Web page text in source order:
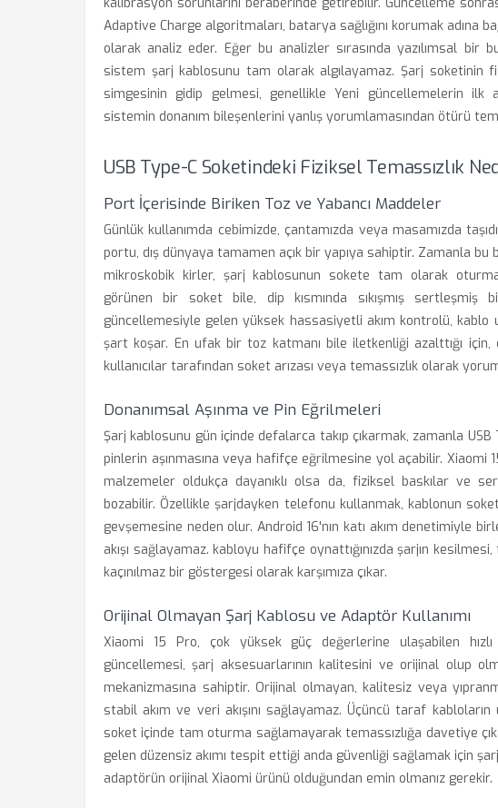
Adaptive Charge algoritmaları, batarya sağlığını korumak adına
olarak analiz eder. Eğer bu analizler sırasında yazılımsal bir
sistem şarj kablosunu tam olarak algılayamaz. Şarj soketinin
simgesinin gidip gelmesi, genellikle Yeni güncellemelerin ilk
sistemin donanım bileşenlerini yanlış yorumlamasından ötürü
USB Type-C Soketindeki Fiziksel Temassızlık
Port İçerisinde Biriken Toz ve Yabancı Maddeler
Günlük kullanımda cebimizde, çantamızda veya masamızda
portu, dış dünyaya tamamen açık bir yapıya sahiptir. Zamanla
mikroskobik kirler, şarj kablosunun sokete tam olarak
görünen bir soket bile, dip kısmında sıkışmış sertleşmiş
güncellemesiyle gelen yüksek hassasiyetli akım kontrolü,
şart koşar. En ufak bir toz katmanı bile iletkenliği azalttığı için,
kullanıcılar tarafından soket arızası veya temassızlık olarak
Donanımsal Aşınma ve Pin Eğrilmeleri
Şarj kablosunu gün içinde defalarca takıp çıkarmak, zamanla
pinlerin aşınmasına veya hafifçe eğrilmesine yol açabilir. Xiaomi
malzemeler oldukça dayanıklı olsa da, fiziksel baskılar ve sert
bozabilir. Özellikle şarjdayken telefonu kullanmak, kablonun
gevşemesine neden olur. Android 16'nın katı akım denetimiyle
akışı sağlayamaz. kabloyu hafifçe oynattığınızda şarjın
kaçınılmaz bir göstergesi olarak karşımıza çıkar.
Orijinal Olmayan Şarj Kablosu ve Adaptör Kullanımı
Xiaomi 15 Pro, çok yüksek güç değerlerine ulaşabilen
güncellemesi, şarj aksesuarlarının kalitesini ve orijinal olup
mekanizmasına sahiptir. Orijinal olmayan, kalitesiz veya
stabil akım ve veri akışını sağlayamaz. Üçüncü taraf
soket içinde tam oturma sağlamayarak temassızlığa davetiye
gelen düzensiz akımı tespit ettiği anda güvenliği sağlamak için
adaptörün orijinal Xiaomi ürünü olduğundan emin olmanız gerekir.